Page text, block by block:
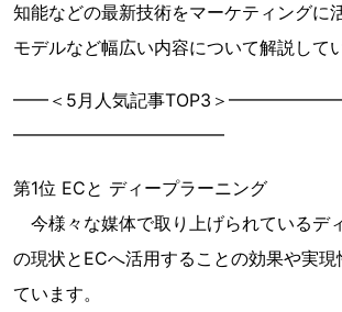
知能などの最新技術をマーケティングに
モデルなど幅広い内容について解説して
━━＜5月人気記事TOP3＞
━━━━━━━━━━━━
第1位 ECと ディープラーニング
今様々な媒体で取り上げられているデ
の現状とECへ活用することの効果や実現
ています。